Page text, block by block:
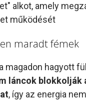
alkot, amely
működését
maradt fémek
magadon hagyott
láncok blokkolják
, így az energia